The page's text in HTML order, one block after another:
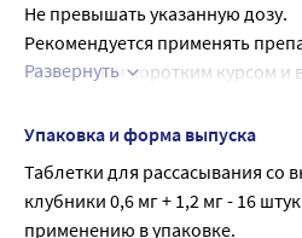
Беременность, период
сахарный диабет.
Не превышать указанную дозу.
Рекомендуется применять
возможным коротким курсом и
симптомов.
При сохранении симптомов или
повышения температуры тела
следует обратиться к врачу.
Развернуть
Упаковка и форма выпуска
Таблетки для рассасывания со
клубники 0,6 мг + 1,2 мг - 16
применению в упаковке.